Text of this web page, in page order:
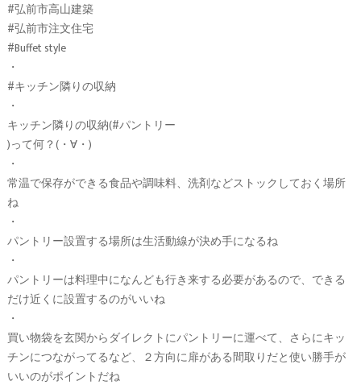
#弘前市高山建築
#弘前市注文住宅
#Buffet style
・
#キッチン隣りの収納
・
キッチン隣りの収納(#パントリー
)って何？(・∀・)
・
常温で保存ができる食品や調味料、洗剤などストックしておく場所
ね
・
パントリー設置する場所は生活動線が決め手になるね
・
パントリーは料理中になんども行き来する必要があるので、できる
だけ近くに設置するのがいいね
・
買い物袋を玄関からダイレクトにパントリーに運べて、さらにキッ
チンにつながってるなど、２方向に扉がある間取りだと使い勝手が
いいのがポイントだね